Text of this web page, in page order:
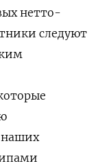
нетто-
следуют